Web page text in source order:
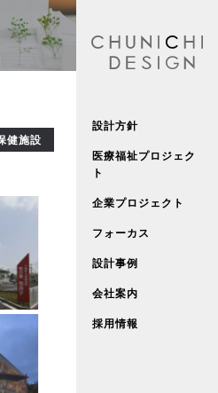
設計方針
医療福祉プロジェク
ト
企業プロジェクト
フォーカス
設計事例
会社案内
採用情報
健施設